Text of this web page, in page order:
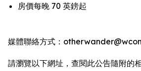
房價每晚 70 英鎊起
媒體聯絡方式：
請瀏覽以下網址，查閱此公告隨附的